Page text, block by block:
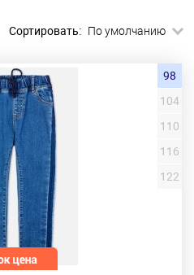
Сортировать: По умолчанию
98
104
110
116
122